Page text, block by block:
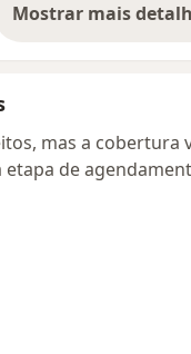
Mostrar maissobre o
mas a cobertura
de